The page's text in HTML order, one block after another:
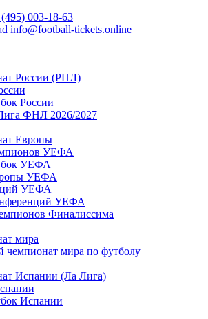
003-18-63
info@football-tickets.online
России (РПЛ)
России
ФНЛ 2026/2027
Европы
УЕФА
УЕФА
УЕФА
УЕФА
УЕФА
Финалиссима
мира
чемпионат мира по футболу
Испании (Ла Лига)
Испании